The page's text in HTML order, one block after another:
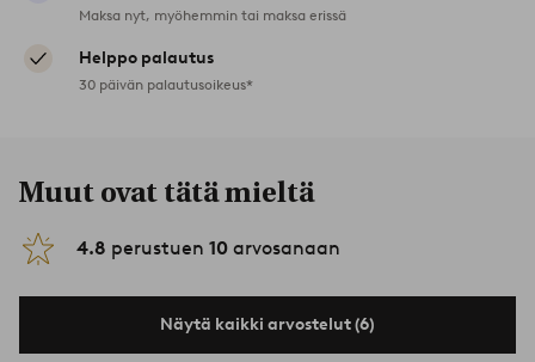
Maksa nyt, myöhemmin tai maksa erissä
Helppo palautus
30 päivän palautusoikeus*
Muut ovat tätä mieltä
4.8 perustuen 10 arvosanaan
Näytä kaikki arvostelut (6)